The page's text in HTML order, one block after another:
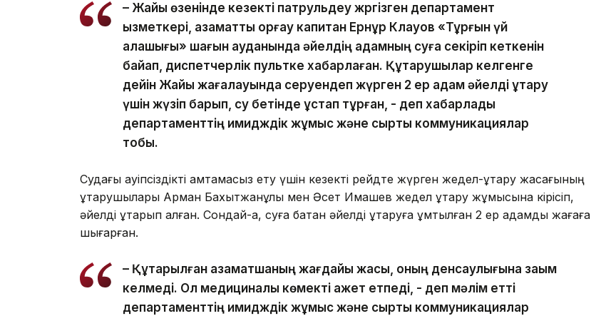
– Жайық өзенінде кезекті патрульдеу жргізген департамент
қызметкері, азаматтық қорғау капитан Ернұр Клауов «Тұрғын үй
қалашығы» шағын ауданында әйелдің адамның суға секіріп кеткенін
байқап, диспетчерлік пультке хабарлаған. Құтқарушылар келгенге
дейін Жайық жағалауында серуендеп жүрген 2 ер адам әйелді құтқару
үшін жүзіп барып, су бетінде ұстап тұрған, - деп хабарлады
департаменттің имидждік жұмыс және сыртқы коммуникациялар
тобы.
Судағы қауіпсіздікті қамтамасыз ету үшін кезекті рейдте жүрген жедел-құтқару жасағының
құтқарушылары Арман Бахытжанұлы мен Әсет Имашев жедел құтқару жұмысына кірісіп,
әйелді құтқарып қалған. Сондай-ақ, суға батқан әйелді құтқаруға ұмтылған 2 ер адамды жағаға
шығарған.
– Құтқарылған азаматшаның жағдайы жақсы, оның денсаулығына зақым
келмеді. Ол медициналық көмекті қажет етпеді, - деп мәлім етті
департаменттің имидждік жұмыс және сыртқы коммуникациялар